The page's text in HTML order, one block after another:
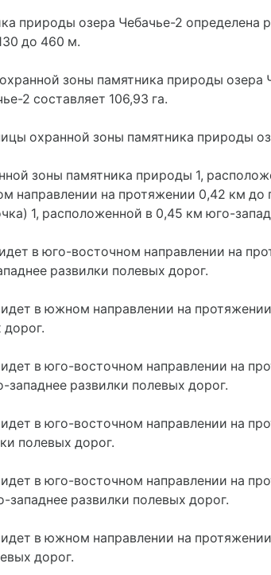
природы озера Чебачье-2
до 460 м.
зоны памятника природы озера
2 составляет 106,93 га.
охранной зоны памятника природы
зоны памятника природы 1,
направлении на протяжении 0,42 км
1, расположенной в 0,45 км юго-
в юго-восточном направлении на
развилки полевых дорог.
в южном направлении на
дорог.
в юго-восточном направлении на
развилки полевых дорог.
в юго-восточном направлении на
полевых дорог.
в юго-восточном направлении на
западнее развилки полевых дорог.
в южном направлении на
дорог.